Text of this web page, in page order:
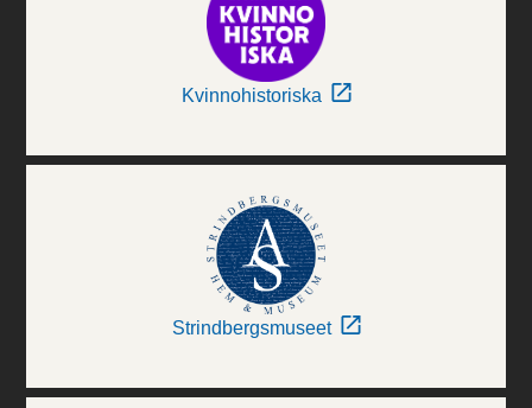
Kvinnohistoriska
Strindbergsmuseet